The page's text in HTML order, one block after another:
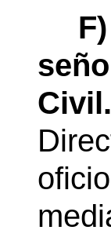
Civil.